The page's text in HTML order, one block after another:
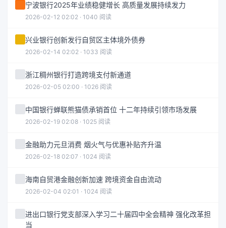
宁波银行2025年业绩稳健增长 高质量发展持续发力
2026-02-12 02:02 · 1040 阅读
兴业银行创新发行自贸区主体境外债券
2026-02-14 02:02 · 1033 阅读
浙江稠州银行打造跨境支付新通道
2026-02-05 02:00 · 1026 阅读
中国银行蝉联熊猫债承销首位 十二年持续引领市场发展
2026-02-19 02:08 · 1025 阅读
金融助力元旦消费 烟火气与优惠补贴齐升温
2026-02-18 02:07 · 1024 阅读
海南自贸港金融创新加速 跨境资金自由流动
2026-02-04 02:01 · 1024 阅读
进出口银行党支部深入学习二十届四中全会精神 强化改革担
当